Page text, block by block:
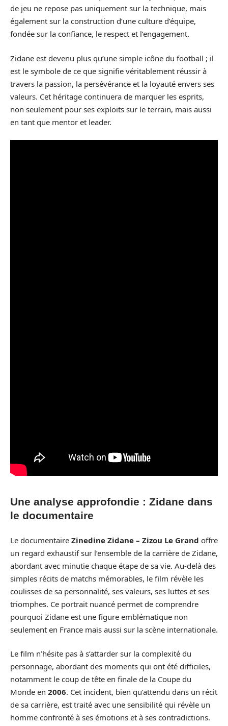
de jeu ne repose pas uniquement sur la technique, mais
également sur la construction d’une culture d’équipe,
fondée sur la confiance, le respect et l’engagement.
Zidane est devenu plus qu’une simple icône du football ; il
est le symbole de ce que signifie véritablement réussir à
travers la passion, la persévérance et la loyauté envers ses
valeurs. Cet héritage continuera de marquer les esprits,
non seulement pour ses exploits sur le terrain, mais aussi
en tant que mentor et leader.
Une analyse approfondie : Zidane dans
le documentaire
Le documentaire Zinedine Zidane – Zizou Le Grand offre
un regard exhaustif sur l’ensemble de la carrière de Zidane,
abordant avec minutie chaque étape de sa vie. Au-delà des
simples récits de matchs mémorables, le film révèle les
coulisses de sa personnalité, ses valeurs, ses luttes et ses
triomphes. Ce portrait nuancé permet de comprendre
pourquoi Zidane est une figure emblématique non
seulement en France mais aussi sur la scène internationale.
Le film n’hésite pas à s’attarder sur la complexité du
personnage, abordant des moments qui ont été difficiles,
notamment le coup de tête en finale de la Coupe du
Monde en 2006. Cet incident, bien qu’attendu dans un récit
de sa carrière, est traité avec une sensibilité qui révèle un
homme confronté à ses émotions et à ses contradictions.